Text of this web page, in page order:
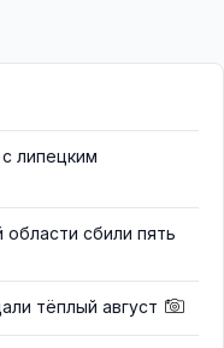
липецким
сбили пять
тёплый август